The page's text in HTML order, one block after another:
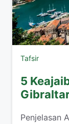
Tafsir
5
Penjelasan